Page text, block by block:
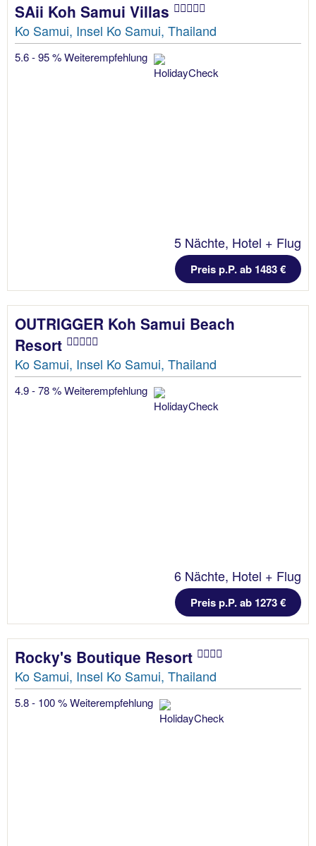
SAii Koh Samui Villas
Ko Samui, Insel Ko Samui, Thailand
5.6 - 95 % Weiterempfehlung
5 Nächte, Hotel + Flug
Preis p.P. ab 1483 €
OUTRIGGER Koh Samui Beach
Resort
Ko Samui, Insel Ko Samui, Thailand
4.9 - 78 % Weiterempfehlung
6 Nächte, Hotel + Flug
Preis p.P. ab 1273 €
Rocky's Boutique Resort
Ko Samui, Insel Ko Samui, Thailand
5.8 - 100 % Weiterempfehlung